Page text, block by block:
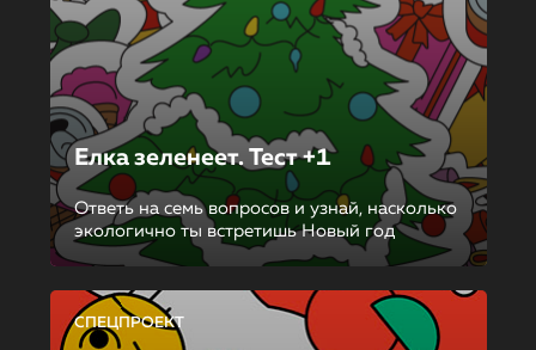
Елка зеленеет. Тест +1
Ответь на семь вопросов и узнай, насколько
экологично ты встретишь Новый год
СПЕЦПРОЕКТ